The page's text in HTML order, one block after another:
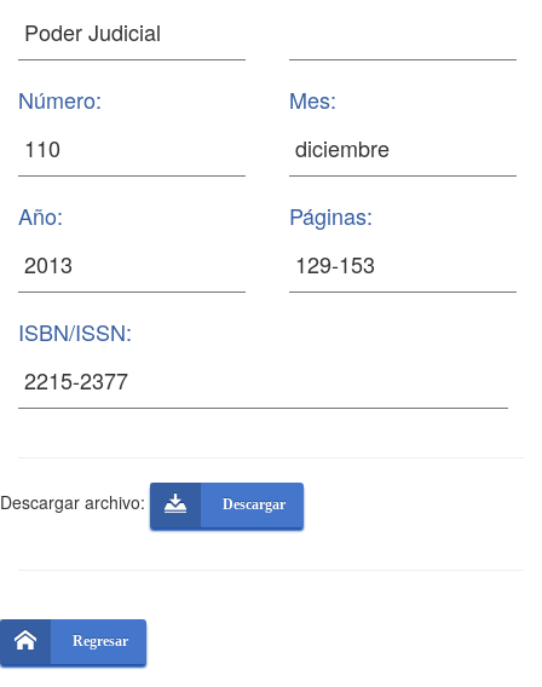
Número: Mes:
Año: Páginas:
ISBN/ISSN:
Descargar archivo: Descargar
Regresar